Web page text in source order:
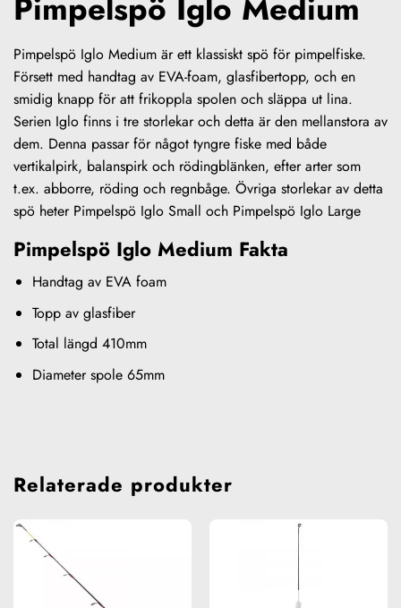
Pimpelspö Iglo Medium
Pimpelspö Iglo Medium är ett klassiskt spö för pimpelfiske.
Försett med handtag av EVA-foam, glasfibertopp, och en
smidig knapp för att frikoppla spolen och släppa ut lina.
Serien Iglo finns i tre storlekar och detta är den mellanstora av
dem. Denna passar för något tyngre fiske med både
vertikalpirk, balanspirk och rödingblänken, efter arter som
t.ex. abborre, röding och regnbåge. Övriga storlekar av detta
spö heter Pimpelspö Iglo Small och Pimpelspö Iglo Large
Pimpelspö Iglo Medium Fakta
Handtag av EVA foam
Topp av glasfiber
Total längd 410mm
Diameter spole 65mm
Relaterade produkter